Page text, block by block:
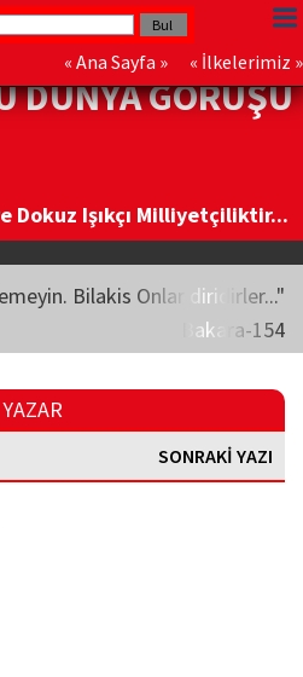
« Ana Sayfa » « İlkelerimiz »
DÜNYA GÖRÜŞÜ
Dokuz Işıkçı Milliyetçiliktir...
Bilakis Onlar diridirler..."
Bakara-154
YAZAR
SONRAKİ YAZI